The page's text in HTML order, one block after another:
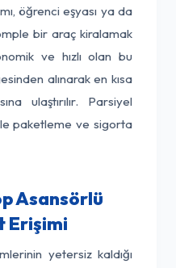
öğrenci eşyası ya da
bir araç kiralamak
ve hızlı olan bu
alınarak en kısa
ulaştırılır. Parsiyel
paketleme ve sigorta
Asansörlü
Erişimi
yetersiz kaldığı